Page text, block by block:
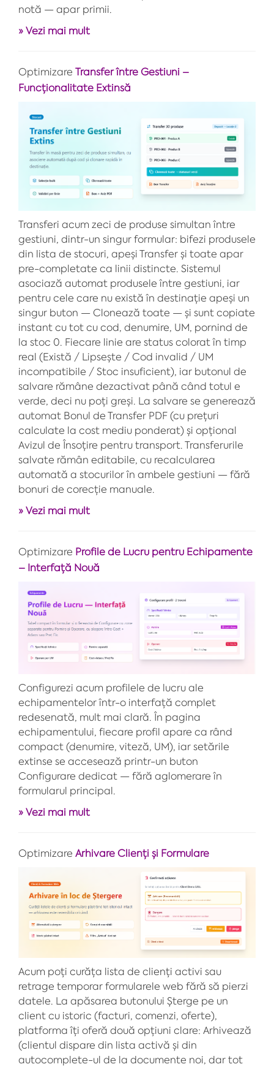
notă — apar primii.
» Vezi mai mult
Optimizare Transfer între Gestiuni –
Funcționalitate Extinsă
Transferi acum zeci de produse simultan între
gestiuni, dintr-un singur formular: bifezi produsele
din lista de stocuri, apeși Transfer și toate apar
pre-completate ca linii distincte. Sistemul
asociază automat produsele între gestiuni, iar
pentru cele care nu există în destinație apeși un
singur buton — Clonează toate — și sunt copiate
instant cu tot cu cod, denumire, UM, pornind de
la stoc 0. Fiecare linie are status colorat în timp
real (Există / Lipsește / Cod invalid / UM
incompatibile / Stoc insuficient), iar butonul de
salvare rămâne dezactivat până când totul e
verde, deci nu poți greși. La salvare se generează
automat Bonul de Transfer PDF (cu prețuri
calculate la cost mediu ponderat) și opțional
Avizul de Însoțire pentru transport. Transferurile
salvate rămân editabile, cu recalcularea
automată a stocurilor în ambele gestiuni — fără
bonuri de corecție manuale.
» Vezi mai mult
Optimizare Profile de Lucru pentru Echipamente
– Interfață Nouă
Configurezi acum profilele de lucru ale
echipamentelor într-o interfață complet
redesenată, mult mai clară. În pagina
echipamentului, fiecare profil apare ca rând
compact (denumire, viteză, UM), iar setările
extinse se accesează printr-un buton
Configurare dedicat — fără aglomerare în
formularul principal.
» Vezi mai mult
Optimizare Arhivare Clienți și Formulare
Acum poți curăța lista de clienți activi sau
retrage temporar formularele web fără să pierzi
datele. La apăsarea butonului Șterge pe un
client cu istoric (facturi, comenzi, oferte),
platforma îți oferă două opțiuni clare: Arhivează
(clientul dispare din lista activă și din
autocomplete-ul de la documente noi, dar tot